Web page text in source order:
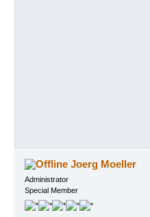
Joerg Moeller
Administrator
Special Member